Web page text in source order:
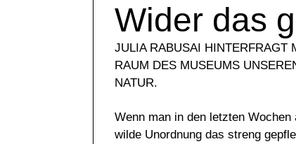
Wider das
JULIA RABUSAI HINTERFRAGT
RAUM DES MUSEUMS
NATUR.
Wenn man in den letzten
wilde Unordnung das streng